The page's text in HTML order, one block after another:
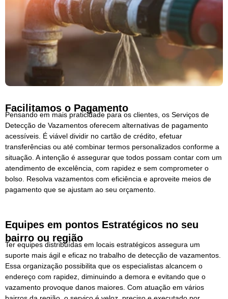
Facilitamos o Pagamento
Pensando em mais praticidade para os clientes, os Serviços de
Detecção de Vazamentos oferecem alternativas de pagamento
acessíveis. É viável dividir no cartão de crédito, efetuar
transferências ou até combinar termos personalizados conforme a
situação. A intenção é assegurar que todos possam contar com um
atendimento de excelência, com rapidez e sem comprometer o
bolso. Resolva vazamentos com eficiência e aproveite meios de
pagamento que se ajustam ao seu orçamento.
Equipes em pontos Estratégicos no seu
bairro ou região
Ter equipes distribuídas em locais estratégicos assegura um
suporte mais ágil e eficaz no trabalho de detecção de vazamentos.
Essa organização possibilita que os especialistas alcancem o
endereço com rapidez, diminuindo a demora e evitando que o
vazamento provoque danos maiores. Com atuação em vários